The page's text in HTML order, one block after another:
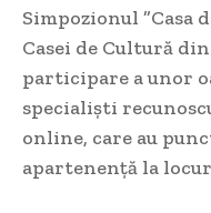
Simpozionul ”Casa
Casei de Cultură
participare a unor
specialiști
online, care au
apartenență la